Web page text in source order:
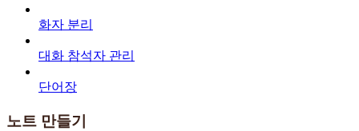
화자 분리
대화 참석자 관리
단어장
노트 만들기